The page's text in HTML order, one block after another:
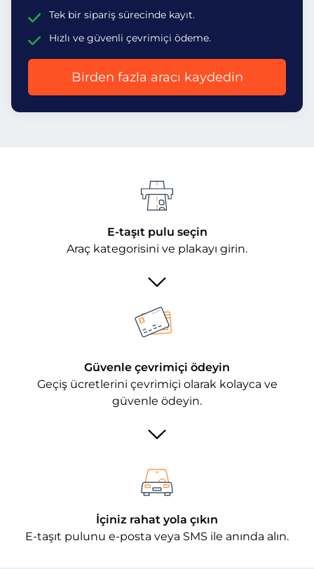
Tek bir sipariş sürecinde kayıt.
Hızlı ve güvenli çevrimiçi ödeme.
Birden fazla aracı kaydedin
E-taşıt pulu seçin
Araç kategorisini ve plakayı girin.
Güvenle çevrimiçi ödeyin
Geçiş ücretlerini çevrimiçi olarak kolayca ve
güvenle ödeyin.
İçiniz rahat yola çıkın
E-taşıt pulunu e-posta veya SMS ile anında alın.